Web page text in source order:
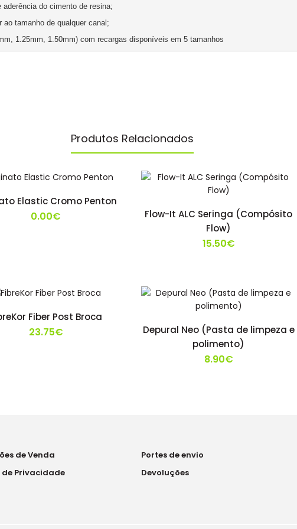
do cimento de resina;
tamanho de qualquer canal;
1.25mm, 1.50mm) com recargas disponíveis em 5 tamanhos
Produtos Relacionados
Elastic Cromo Penton
0.00€
Flow-It ALC Seringa (Compósito
Flow)
15.50€
Fiber Post Broca
23.75€
Depural Neo (Pasta de limpeza e
polimento)
8.90€
de Venda
Privacidade
Portes de envio
Devoluções